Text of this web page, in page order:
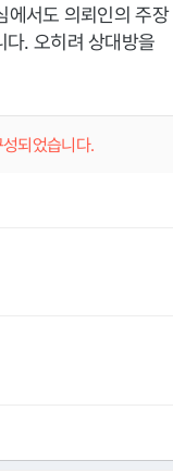
에서도 의뢰인의 주장
. 오히려 상대방을
되었습니다.